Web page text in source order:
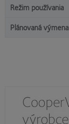
Režim používania
Plánovaná výmena